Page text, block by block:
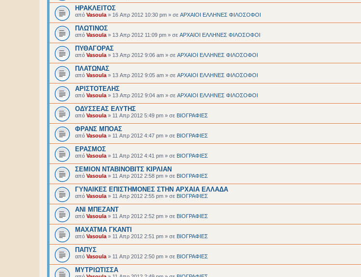
ΗΡΑΚΛΕΙΤΟΣ
από Vasoula » 16 Απρ 2012 10:30 pm » σε ΑΡΧΑΙΟΙ EΛΛΗΝΕΣ ΦΙΛΟΣΟΦΟΙ
ΠΛΩΤΙΝΟΣ
από Vasoula » 13 Απρ 2012 11:09 pm » σε ΑΡΧΑΙΟΙ EΛΛΗΝΕΣ ΦΙΛΟΣΟΦΟΙ
ΠΥΘΑΓΟΡΑΣ
από Vasoula » 13 Απρ 2012 9:06 am » σε ΑΡΧΑΙΟΙ EΛΛΗΝΕΣ ΦΙΛΟΣΟΦΟΙ
ΠΛΑΤΩΝΑΣ
από Vasoula » 13 Απρ 2012 9:05 am » σε ΑΡΧΑΙΟΙ EΛΛΗΝΕΣ ΦΙΛΟΣΟΦΟΙ
ΑΡΙΣΤΟΤΕΛΗΣ
από Vasoula » 13 Απρ 2012 9:04 am » σε ΑΡΧΑΙΟΙ EΛΛΗΝΕΣ ΦΙΛΟΣΟΦΟΙ
ΟΔΥΣΣΕΑΣ ΕΛΥΤΗΣ
από Vasoula » 11 Απρ 2012 5:49 pm » σε BIOΓΡΑΦΙΕΣ
ΦΡΑΝΣ ΜΠΟΑΣ
από Vasoula » 11 Απρ 2012 4:47 pm » σε BIOΓΡΑΦΙΕΣ
ΕΡΑΣΜΟΣ
από Vasoula » 11 Απρ 2012 4:41 pm » σε BIOΓΡΑΦΙΕΣ
ΣΕΜΙΟΝ ΝΤΑΒΙΝΟΒΙΤΣ ΚΙΡΛΙΑΝ
από Vasoula » 11 Απρ 2012 2:58 pm » σε BIOΓΡΑΦΙΕΣ
ΓΥΝΑΙΚΕΣ ΕΠΙΣΤΗΜΟΝΕΣ ΣΤΗΝ ΑΡΧΑΙΑ ΕΛΛΑΔΑ
από Vasoula » 11 Απρ 2012 2:55 pm » σε BIOΓΡΑΦΙΕΣ
ΑΝΙ ΜΠΕΖΑΝΤ
από Vasoula » 11 Απρ 2012 2:52 pm » σε BIOΓΡΑΦΙΕΣ
ΜΑΧΑΤΜΑ ΓΚΑΝΤΙ
από Vasoula » 11 Απρ 2012 2:51 pm » σε BIOΓΡΑΦΙΕΣ
ΠΑΠΥΣ
από Vasoula » 11 Απρ 2012 2:50 pm » σε BIOΓΡΑΦΙΕΣ
ΜΥΤΡΙΩΤΙΣΣΑ